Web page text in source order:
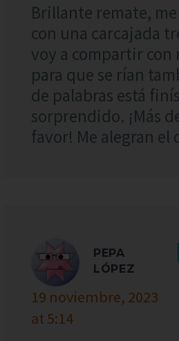
Brillante remate,
con una carcajada
voy a compartir con
para que se rían
de palabras está
sorprendido. ¡Más
favor! Me alegran el
PEPA
LÓPEZ
19 noviembre, 2023
at 5:14